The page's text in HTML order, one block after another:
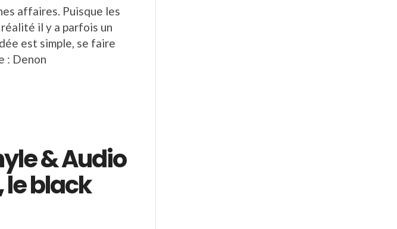
affaires. Puisque les
il y a parfois un
est simple, se faire
: Denon
& Audio
le black